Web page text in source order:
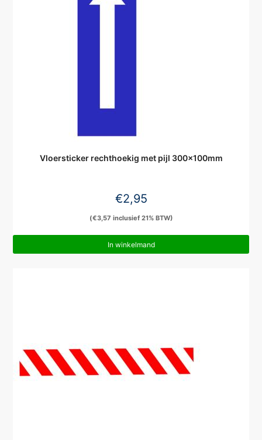
Vloersticker rechthoekig met pijl 300x100mm
€2,95
(€3,57 inclusief 21% BTW)
In winkelmand